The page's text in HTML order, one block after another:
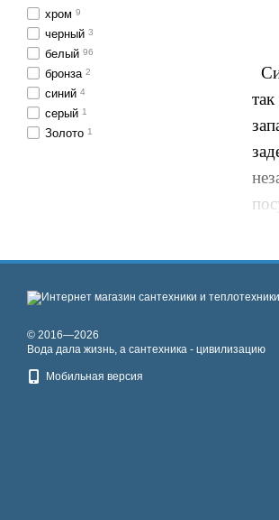
хром 9
черный 3
белый 96
бронза 2
синий 4
серый 1
Золото 1
© 2016—2026
Вода дала жизнь, а сантехника - цивилизацию
Мобильная версия